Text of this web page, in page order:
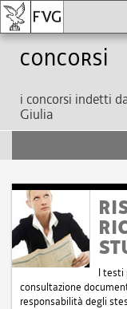
Concorsi
i concorsi indetti
Giulia
I testi
consultazione
responsabilità degli